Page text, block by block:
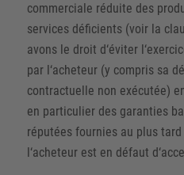
commerciale réduite des
services déficients (voir la
avons le droit d‘éviter
par l‘acheteur (y compris sa
contractuelle non exécutée)
en particulier des garanties
réputées fournies au plus
l‘acheteur est en défaut